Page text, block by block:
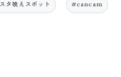
タ映えスポット #cancam